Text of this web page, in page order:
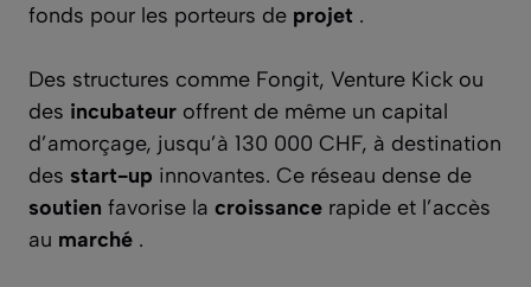
fonds pour les porteurs de projet .
Des structures comme Fongit, Venture Kick ou
des incubateur offrent de même un capital
d’amorçage, jusqu’à 130 000 CHF, à destination
des start-up innovantes. Ce réseau dense de
soutien favorise la croissance rapide et l’accès
au marché .